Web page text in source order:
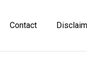
Contact